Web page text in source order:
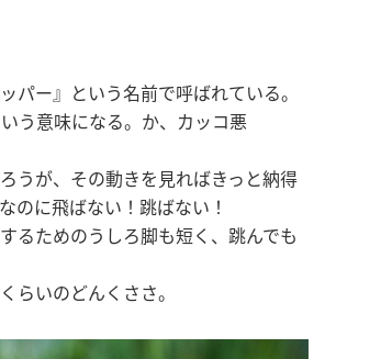
パー』という名前で呼ばれている。
う意味になる。か、カッコ悪
うが、その動きを見ればきっと納得
のに飛ばない！跳ばない！
るためのうしろ脚も短く、跳んでも
らいのどんくささ。